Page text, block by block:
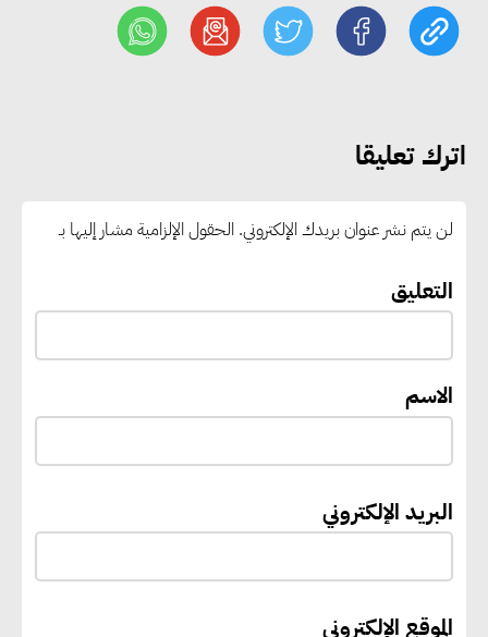
اترك تعليقا
لن يتم نشر عنوان بريدك الإلكتروني. الحقول الإلزامية مشار إليها بـ
التعليق
الاسم
البريد الإلكتروني
الموقع الإلكتروني
مصر والبرازيل تبحثان تعزيز
لمدينتي المنيا ويوسف الصديق
لتعزيز التنمية العمرانية وضبط
إيفل تستثمر ما يصل إلى 130
“بي إس آر” في مشروعات الطاقة